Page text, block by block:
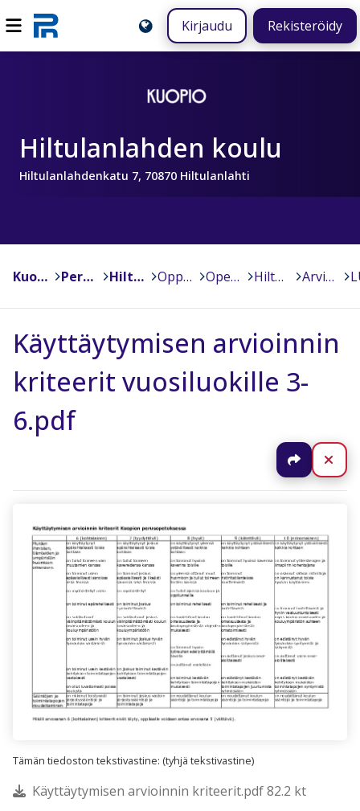
Kirjaudu Rekisteröidy
Hiltulanlahden koulu
Hiltulanlahdenkatu 7, 70870 Hiltulanlahti
Kuopio Peruskoulut Hiltulanlahden koulu Oppiminen Opetussuunnitelma Hiltulanlahden koulun opetussuunnitelma Arviointi
Käyttäytymisen arvioinnin
kriteerit vuosiluokille 3-
6.pdf
Jaa
Tämän tiedoston tekstivastine: (tyhjä tekstivastine)
Käyttäytymisen arvioinnin kriteerit.pdf 82.2 kt